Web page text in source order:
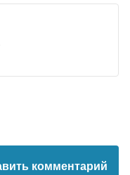
комментарий